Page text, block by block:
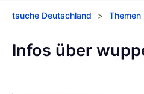
tsuche Deutschland > Themen
Infos über